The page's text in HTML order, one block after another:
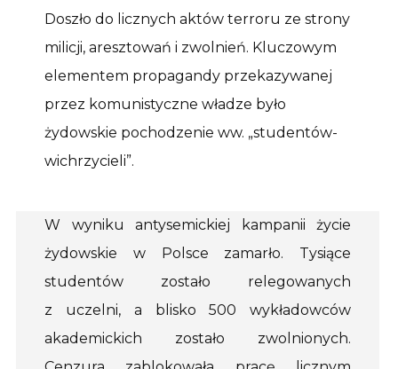
Doszło do licznych aktów terroru ze strony
milicji, aresztowań i zwolnień. Kluczowym
elementem propagandy przekazywanej
przez komunistyczne władze było
żydowskie pochodzenie ww. „studentów-
wichrzycieli”.
W wyniku antysemickiej kampanii życie
żydowskie w Polsce zamarło. Tysiące
studentów zostało relegowanych
z uczelni, a blisko 500 wykładowców
akademickich zostało zwolnionych.